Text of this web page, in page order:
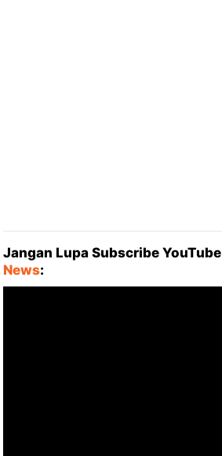
Jangan Lupa Subscribe YouTube
News: